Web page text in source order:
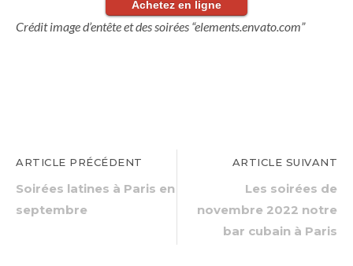
Achetez en ligne
Crédit image d’entête et des soirées “elements.envato.com”
ARTICLE PRÉCÉDENT
Soirées latines à Paris en
septembre
ARTICLE SUIVANT
Les soirées de
novembre 2022 notre
bar cubain à Paris